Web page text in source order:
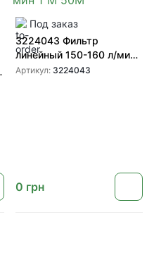
Под заказ
3224043 Фильтр
линейный 150-160 л/мин
1"M 50M
Артикул: 3224043
0 грн